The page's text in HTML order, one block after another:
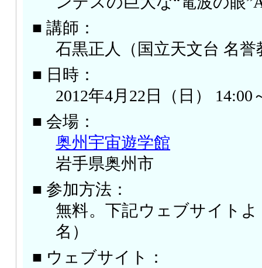
■ 講師：
石黒正人（国立天文台 名誉
■ 日時：
2012年4月22日（日） 14:00
■ 会場：
奥州宇宙遊学館
岩手県奥州市
■ 参加方法：
無料。下記ウェブサイト
名）
■ ウェブサイト：